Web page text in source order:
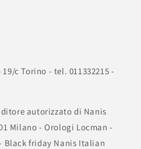
c Torino - tel. 011332215 -
autorizzato di Nanis
Milano - Orologi Locman -
Black friday Nanis Italian